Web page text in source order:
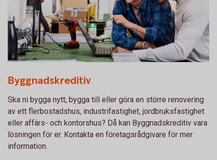
Byggnadskreditiv
Ska ni bygga nytt, bygga till eller göra en större renovering
av ett flerbostadshus, industrifastighet, jordbruksfastighet
eller affärs- och kontorshus? Då kan Byggnadskreditiv vara
lösningen för er. Kontakta en företagsrådgivare för mer
information.